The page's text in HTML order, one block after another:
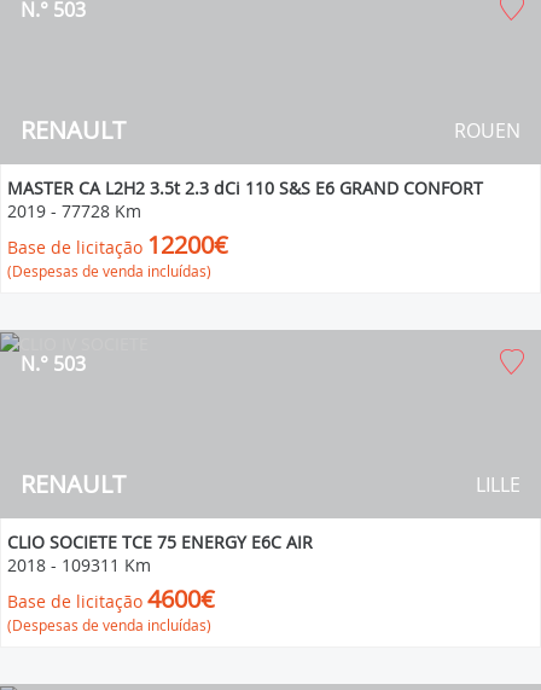
RENAULT
N.° 503
ROUEN
MASTER CA L2H2 3.5t 2.3 dCi 110 S&S E6 GRAND CONFORT
2019 - 77728 Km
Base de licitação 12200€
(Despesas de venda incluídas)
RENAULT
N.° 503
LILLE
CLIO SOCIETE TCE 75 ENERGY E6C AIR
2018 - 109311 Km
Base de licitação 4600€
(Despesas de venda incluídas)